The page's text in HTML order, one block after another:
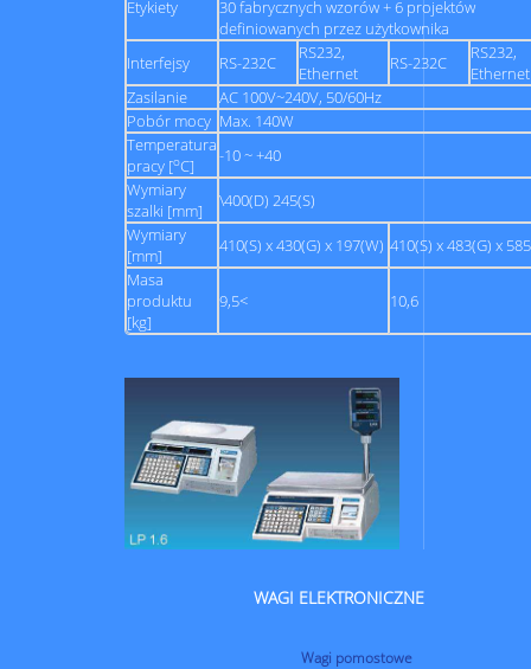
Etykiety
30 fabrycznych wzorów + 6 projektów
definiowanych przez użytkownika
Interfejsy
RS-232C
RS232,
Ethernet
RS-232C
RS232,
Ethernet
Zasilanie
AC 100V~240V, 50/60Hz
Pobór mocy Max. 140W
Temperatura
pracy [oC]
-10 ~ +40
Wymiary
szalki [mm]
\400(D) 245(S)
Wymiary
[mm]
410(S) x 430(G) x 197(W) 410(S) x 483(G) x
Masa
produktu
[kg]
9,5< 10,6
WAGI ELEKTRONICZNE
Wagi pomostowe